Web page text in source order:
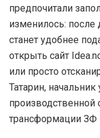
предпочитали
изменилось:
станет удобнее
открыть сайт
или просто
Татарин,
производственной
трансформации ЗФ